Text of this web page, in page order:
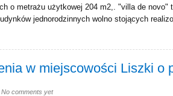
o metrażu użytkowej 204 m2,. "villa de novo"
jednorodzinnych wolno stojących
w miejscowości Liszki o
No comments yet